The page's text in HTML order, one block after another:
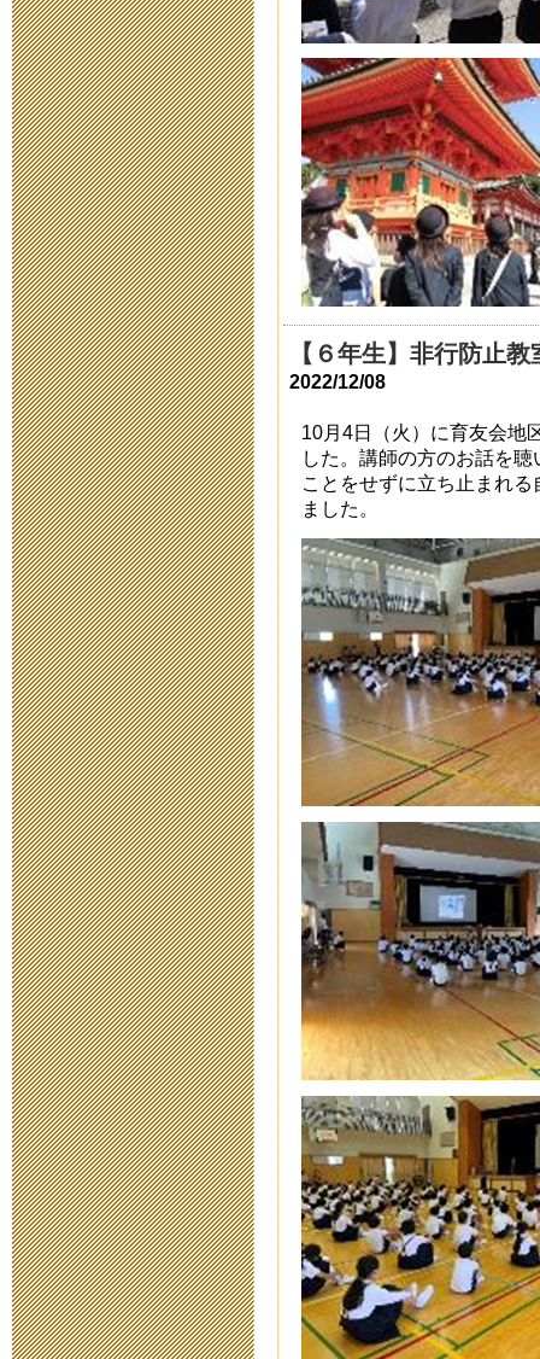
2014年6月23日
救急救命法講
2014年6月17日
第１５回人権
2014年6月17日
自分で作れる
2014年6月 3日
2014運動会
2014年5月22日
運動会前の環
2014年5月13日
青文祭企画運
2014年4月16日
１６１号 は
2014年3月26日
お掃除大作戦
2014年1月30日
「はぐくみ
2013年12月22日
子育ちサポー
2013年12月16日
親子で学ぶ！
2013年12月 4日
2年生学年活
【６年生】非行防止教
2022/12/08
10月4日（火）に育友会地
した。講師の方のお話を
ことをせずに立ち止まれ
ました。